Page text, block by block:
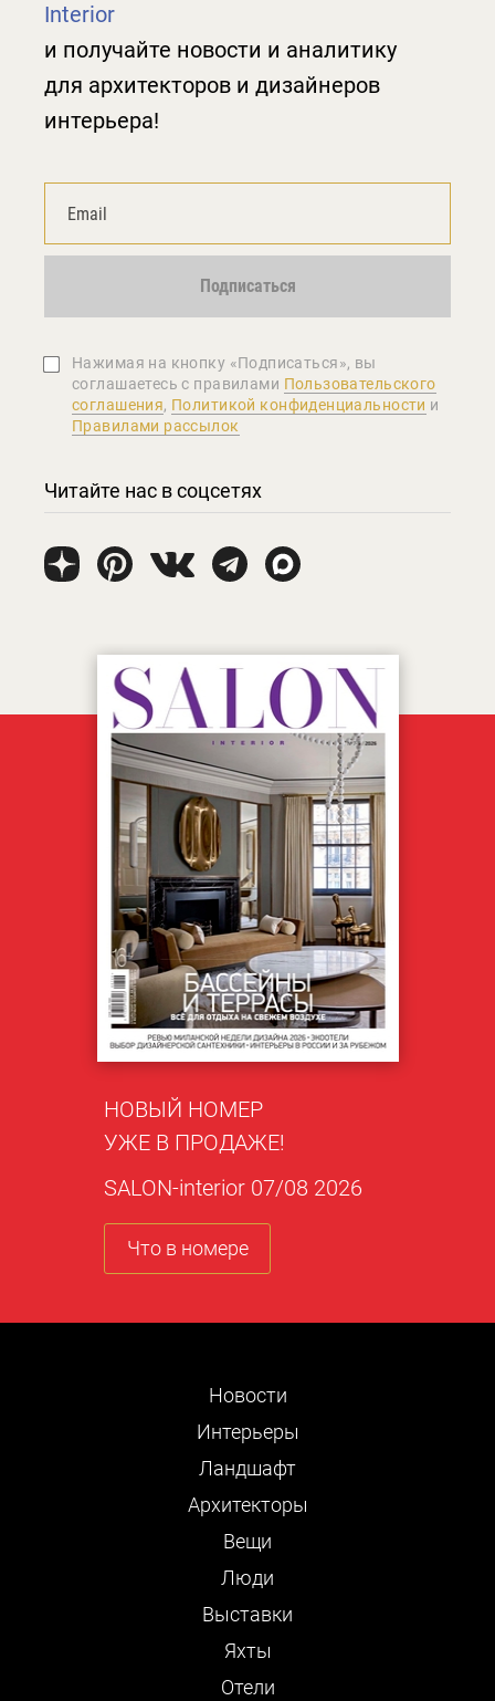
Interior
и получайте новости и аналитику
для архитекторов и дизайнеров
интерьера!
Подписаться
Нажимая на кнопку «Подписаться», вы
соглашаетеcь с правилами Пользовательского
соглашения, Политикой конфиденциальности и
Правилами рассылок
Читайте нас в соцсетях
НОВЫЙ НОМЕР
УЖЕ В ПРОДАЖЕ!
SALON-interior 07/08 2026
Что в номере
Новости
Интерьеры
Ландшафт
Архитекторы
Вещи
Люди
Выставки
Яхты
Отели